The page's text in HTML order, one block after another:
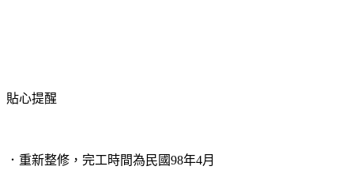
貼心提醒
．重新整修，完工時間為民國98年4月